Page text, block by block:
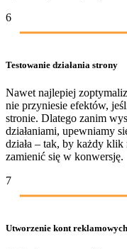
6
Testowanie działania strony
Nawet najlepiej
nie przyniesie efektów,
stronie. Dlatego zanim
działaniami, upewniamy
działa – tak, by każdy klik
zamienić się w konwersję.
7
Utworzenie kont reklamowych